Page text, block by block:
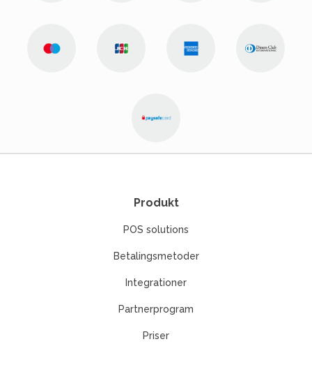
Produkt
POS solutions
Betalingsmetoder
Integrationer
Partnerprogram
Priser